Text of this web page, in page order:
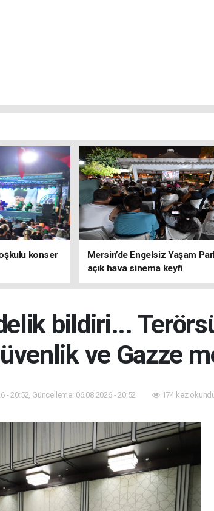
konser
Mersin’de Engelsiz Yaşam
açık hava sinema keyfi
bildiri...
ve Gazze
- 20:52, Güncelleme: 06.08.2026 - 20:52 174 kez